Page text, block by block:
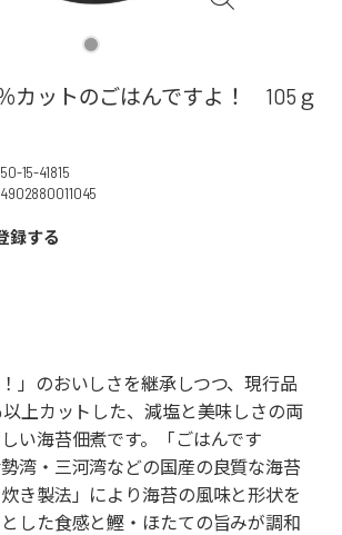
ットのごはんですよ！ 105ｇ
50-15-41815
4902880011045
録する
！」のおいしさを継承しつつ、現行品
上カットした、減塩と美味しさの両
い海苔佃煮です。「ごはんです
湾・三河湾などの国産の良質な海苔
き製法」により海苔の風味と形状を
した食感と鰹・ほたての旨みが調和